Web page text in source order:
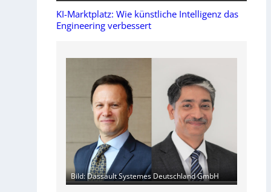
KI-Marktplatz: Wie künstliche Intelligenz das
Engineering verbessert
Bild: Dassault Systemes Deutschland GmbH